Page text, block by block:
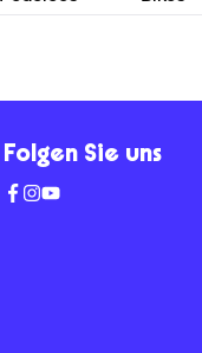
Folgen Sie uns